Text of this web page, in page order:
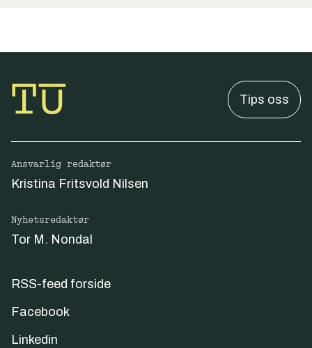
Tips oss
Ansvarlig redaktør
Kristina Fritsvold Nilsen
Nyhetsredaktør
Tor M. Nondal
RSS-feed forside
Facebook
Linkedin